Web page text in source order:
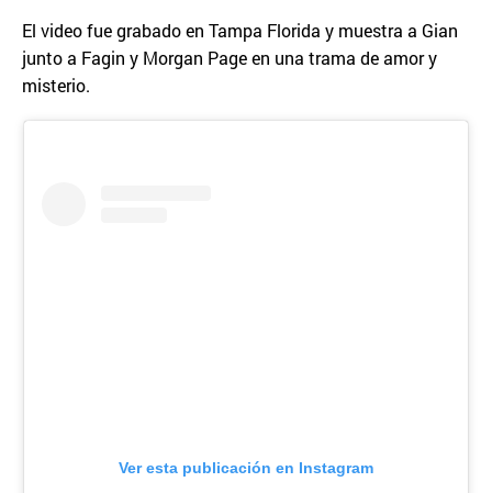
El video fue grabado en Tampa Florida y muestra a Gian
junto a Fagin y Morgan Page en una trama de amor y
misterio.
Ver esta publicación en Instagram